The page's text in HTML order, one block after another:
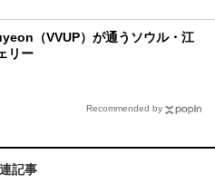
（VVUP）が通うソウル・江
リー
Recommended by
記事